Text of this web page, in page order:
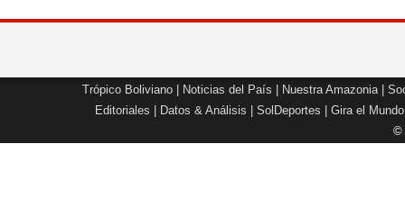
Trópico Boliviano Noticias del País Nuestra Amazonia|
Editoriales
Datos & Análisis SolDeportes Gira el Mundo
©